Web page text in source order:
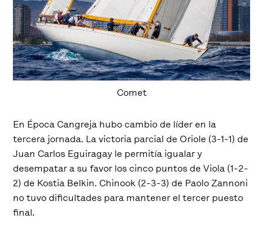
Comet
En Época Cangreja hubo cambio de líder en la
tercera jornada. La victoria parcial de Oriole (3-1-1) de
Juan Carlos Eguiragay le permitía igualar y
desempatar a su favor los cinco puntos de Viola (1-2-
2) de Kostia Belkin. Chinook (2-3-3) de Paolo Zannoni
no tuvo dificultades para mantener el tercer puesto
final.